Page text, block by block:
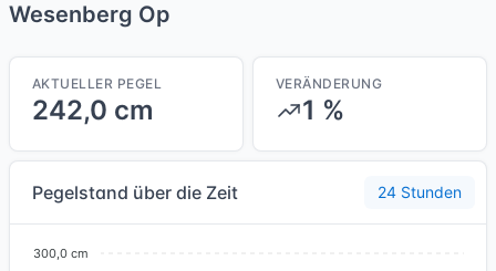
Wesenberg Op
AKTUELLER PEGEL
242,0 cm
VERÄNDERUNG
1 %
Pegelstand über die Zeit 24 Stunden
300,0 cm